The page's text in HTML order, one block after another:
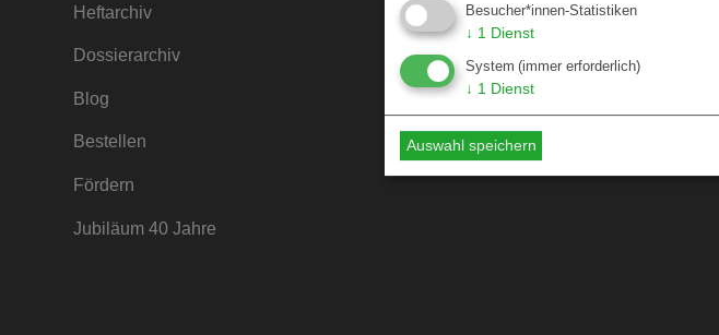
Heftarchiv
Dossierarchiv
Blog
Bestellen
Fördern
Jubiläum 40 Jahre
Kontakt
Mediadaten
Hinweise für Autor*innen
Hinweise für Dossiers
Besucher*innen-Statistiken
↓ 1 Dienst
System (immer erforderlich)
↓ 1 Dienst
Auswahl speichern